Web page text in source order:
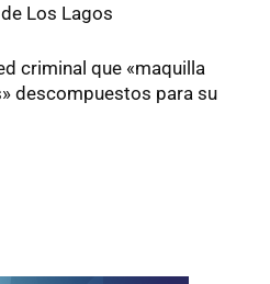
Los Lagos
criminal que «maquilla
descompuestos para su